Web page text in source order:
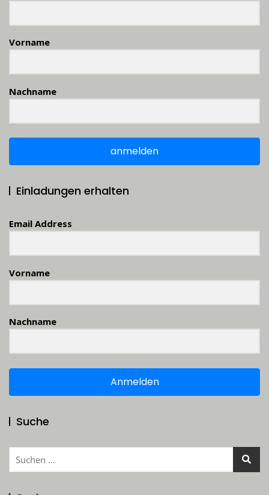
Vorname
Nachname
anmelden
Einladungen erhalten
Email Address
Vorname
Nachname
Anmelden
Suche
Suchen